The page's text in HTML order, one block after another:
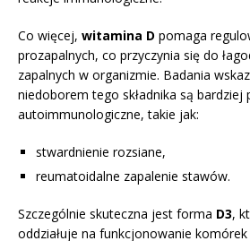
Co więcej, witamina D pomaga
prozapalnych, co przyczynia się do
zapalnych w organizmie. Badania
niedoborem tego składnika są
autoimmunologiczne, takie jak:
stwardnienie rozsiane,
reumatoidalne zapalenie stawów.
Szczególnie skuteczna jest forma D3,
oddziałuje na funkcjonowanie komórek